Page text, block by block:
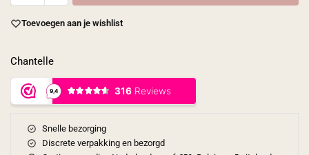
Toevoegen aan je wishlist
Chantelle
Snelle bezorging
Discrete verpakking en bezorgd